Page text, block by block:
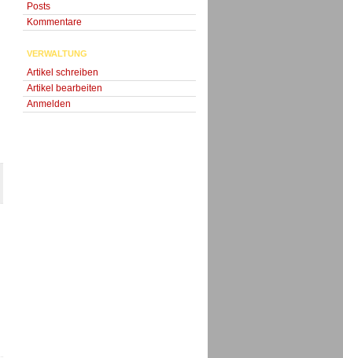
Posts
Kommentare
VERWALTUNG
Artikel schreiben
Artikel bearbeiten
Anmelden